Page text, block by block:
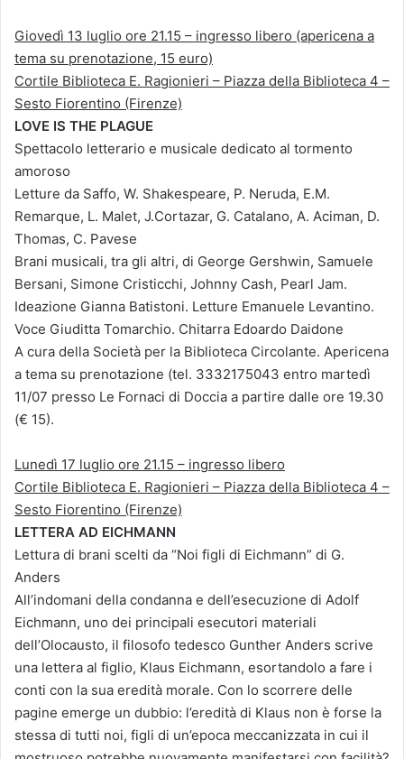
Giovedì 13 luglio ore 21.15 – ingresso libero (apericena a
tema su prenotazione, 15 euro)
Cortile Biblioteca E. Ragionieri – Piazza della Biblioteca 4 –
Sesto Fiorentino (Firenze)
LOVE IS THE PLAGUE
Spettacolo letterario e musicale dedicato al tormento
amoroso
Letture da Saffo, W. Shakespeare, P. Neruda, E.M.
Remarque, L. Malet, J.Cortazar, G. Catalano, A. Aciman, D.
Thomas, C. Pavese
Brani musicali, tra gli altri, di George Gershwin, Samuele
Bersani, Simone Cristicchi, Johnny Cash, Pearl Jam.
Ideazione Gianna Batistoni. Letture Emanuele Levantino.
Voce Giuditta Tomarchio. Chitarra Edoardo Daidone
A cura della Società per la Biblioteca Circolante. Apericena
a tema su prenotazione (tel. 3332175043 entro martedì
11/07 presso Le Fornaci di Doccia a partire dalle ore 19.30
(€ 15).
Lunedì 17 luglio ore 21.15 – ingresso libero
Cortile Biblioteca E. Ragionieri – Piazza della Biblioteca 4 –
Sesto Fiorentino (Firenze)
LETTERA AD EICHMANN
Lettura di brani scelti da “Noi figli di Eichmann” di G.
Anders
All’indomani della condanna e dell’esecuzione di Adolf
Eichmann, uno dei principali esecutori materiali
dell’Olocausto, il filosofo tedesco Gunther Anders scrive
una lettera al figlio, Klaus Eichmann, esortandolo a fare i
conti con la sua eredità morale. Con lo scorrere delle
pagine emerge un dubbio: l’eredità di Klaus non è forse la
stessa di tutti noi, figli di un’epoca meccanizzata in cui il